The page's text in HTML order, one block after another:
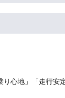
心地」「走行